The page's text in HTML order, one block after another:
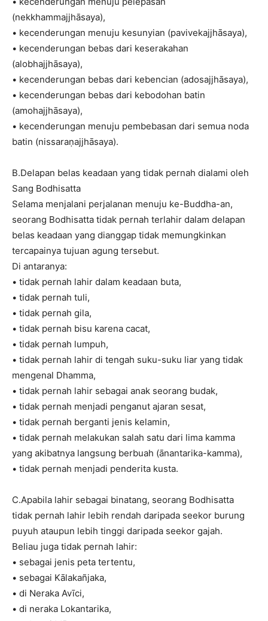
(nekkhammajjhāsaya),
• kecenderungan menuju kesunyian (pavivekajjhāsaya),
• kecenderungan bebas dari keserakahan
(alobhajjhāsaya),
• kecenderungan bebas dari kebencian (adosajjhāsaya),
• kecenderungan bebas dari kebodohan batin
(amohajjhāsaya),
• kecenderungan menuju pembebasan dari semua noda
batin (nissaraṇajjhāsaya).
B.Delapan belas keadaan yang tidak pernah dialami oleh
Sang Bodhisatta
Selama menjalani perjalanan menuju ke-Buddha-an,
seorang Bodhisatta tidak pernah terlahir dalam delapan
belas keadaan yang dianggap tidak memungkinkan
tercapainya tujuan agung tersebut.
Di antaranya:
• tidak pernah lahir dalam keadaan buta,
• tidak pernah tuli,
• tidak pernah gila,
• tidak pernah bisu karena cacat,
• tidak pernah lumpuh,
• tidak pernah lahir di tengah suku-suku liar yang tidak
mengenal Dhamma,
• tidak pernah lahir sebagai anak seorang budak,
• tidak pernah menjadi penganut ajaran sesat,
• tidak pernah berganti jenis kelamin,
• tidak pernah melakukan salah satu dari lima kamma
yang akibatnya langsung berbuah (ānantarika-kamma),
• tidak pernah menjadi penderita kusta.
C.Apabila lahir sebagai binatang, seorang Bodhisatta
tidak pernah lahir lebih rendah daripada seekor burung
puyuh ataupun lebih tinggi daripada seekor gajah.
Beliau juga tidak pernah lahir:
• sebagai jenis peta tertentu,
• sebagai Kālakañjaka,
• di Neraka Avīci,
• di neraka Lokantarika,